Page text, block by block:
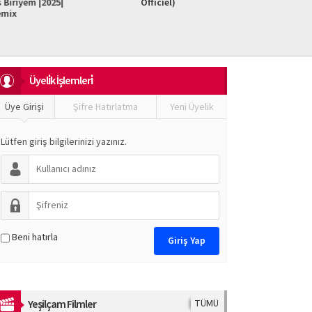
Üyeli̇k İşlemleri̇
Üye Girişi Şifre Hatırlatma Yeni Üyelik
Lütfen giriş bilgilerinizi yazınız.
Beni hatırla
Yeşilçam Filmler TÜMÜ